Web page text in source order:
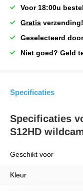
Voor 18:00u
Gratis verzending!
Geselecteerd
Niet goed? Geld
Specificaties
Specificaties
S12HD
Geschikt voor
Kleur